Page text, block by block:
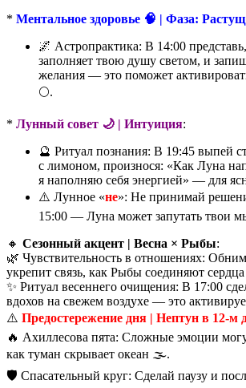
* Ментальное здоровье 🧠 | Фаза:
🌌 Астропрактика: В 14:00
заполняет твою душу светом, и
желания — это поможет
🌕.
* Лунный совет 🌙 | Интуиция:
🔮 Ритуал познания: В 19:45 выпей
с лимоном, произнося: «Как Луна
я наполняю себя энергией» — для
⚠️ Лунное «не»: Не принимай
15:00 — Луна может запутать твои
🔸 Сезонный акцент | Весна × Рыбы:
🌿 Чувствительность в отношениях:
укрепит связь, как Рыбы соединяют
✨ Ритуал весеннего очищения: В 17:00
вдохов на свежем воздухе — это
⚠️ Предостережение дня | Нептун в 12-м
🔥 Ахиллесова пята: Сложные эмоции
как туман скрывает океан 🌫️.
🛡️ Спасательный круг: Сделай паузу и